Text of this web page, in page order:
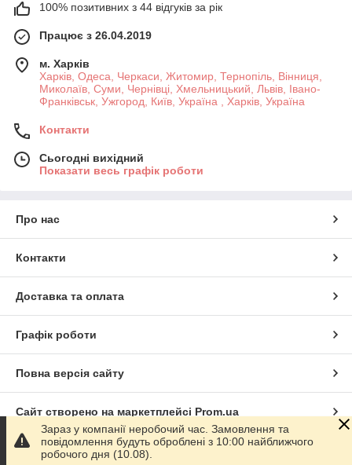
100% позитивних з 44 відгуків за рік
Працює з 26.04.2019
м. Харків
Харків, Одеса, Черкаси, Житомир, Тернопіль, Вінниця,
Миколаїв, Суми, Чернівці, Хмельницький, Львів, Івано-
Франківськ, Ужгород, Київ, Україна , Харків, Україна
Контакти
Сьогодні вихідний
Показати весь графік роботи
Про нас
Контакти
Доставка та оплата
Графік роботи
Повна версія сайту
Сайт створено на маркетплейсі Prom.ua
Політика конфіденційності
Зараз у компанії неробочий час. Замовлення та
повідомлення будуть оброблені з 10:00 найближчого
робочого дня (10.08).